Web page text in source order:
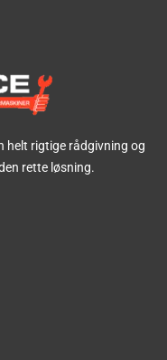
helt rigtige rådgivning og
rette løsning.